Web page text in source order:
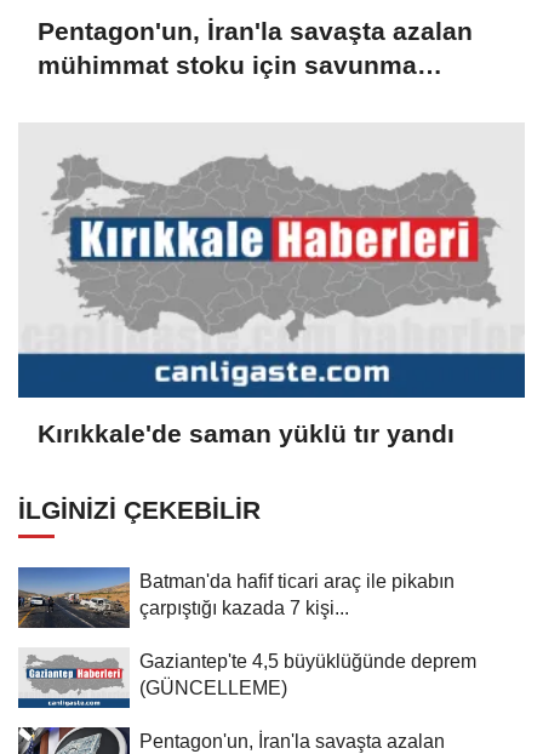
Pentagon'un, İran'la savaşta azalan
mühimmat stoku için savunma
Kırıkkale'de saman yüklü tır yandı
İLGINIZI ÇEKEBILIR
Batman'da hafif ticari araç ile pikabın
çarpıştığı kazada 7 kişi...
Gaziantep'te 4,5 büyüklüğünde deprem
(GÜNCELLEME)
Pentagon'un, İran'la savaşta azalan